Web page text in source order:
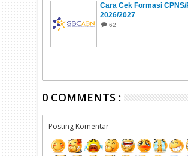
Cara Cek Formasi CPNS/
2026/2027
62
0 COMMENTS :
Posting Komentar